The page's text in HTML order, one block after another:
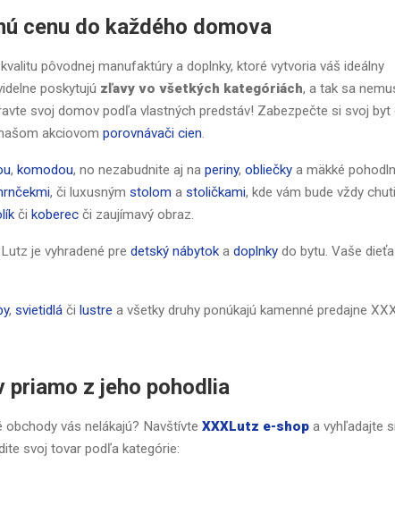
cenu do každého domova
pôvodnej manufaktúry a doplnky, ktoré vytvoria váš ideálny
poskytujú zľavy vo všetkých kategóriách, a tak sa
svoj domov podľa vlastných predstáv! Zabezpečte si svoj byt
akciovom porovnávači cien.
, komodou, no nezabudnite aj na periny, obliečky a mäkké
, či luxusným stolom a stoličkami, kde vám bude vždy
či koberec či zaujímavý obraz.
je vyhradené pre detský nábytok a doplnky do bytu. Vaše
, svietidlá či lustre a všetky druhy ponúkajú kamenné predajne
priamo z jeho pohodlia
vás nelákajú? Navštívte XXXLutz e-shop a vyhľadajte
svoj tovar podľa kategórie: